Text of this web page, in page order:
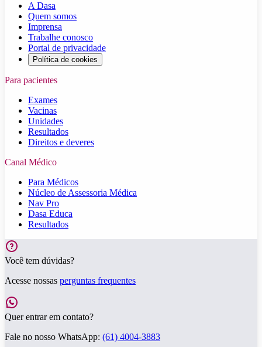
A Dasa
Quem somos
Imprensa
Trabalhe conosco
Portal de privacidade
Política de cookies
Para pacientes
Exames
Vacinas
Unidades
Resultados
Direitos e deveres
Canal Médico
Para Médicos
Núcleo de Assessoria Médica
Nav Pro
Dasa Educa
Resultados
Você tem dúvidas?
Acesse nossas perguntas frequentes
Quer entrar em contato?
Fale no nosso WhatsApp: (61) 4004-3883